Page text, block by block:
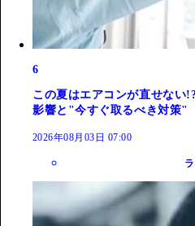
6
この夏はエアコンが直せな
影響と"今すぐ取るべき対策"
2026年08月03日 07:00